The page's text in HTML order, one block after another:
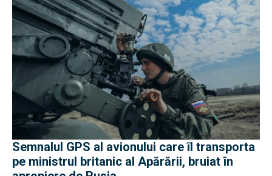
Semnalul GPS al avionului care îl transporta
pe ministrul britanic al Apărării, bruiat în